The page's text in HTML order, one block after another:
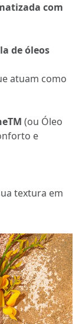
com
de óleos
atuam como
(ou Óleo
e
textura em